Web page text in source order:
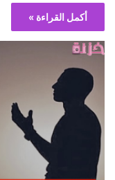
أكمل القراءة »